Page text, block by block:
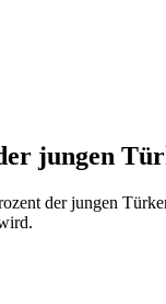
jungen
der jungen